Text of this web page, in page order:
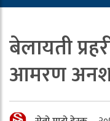
बेलायती
आमरण